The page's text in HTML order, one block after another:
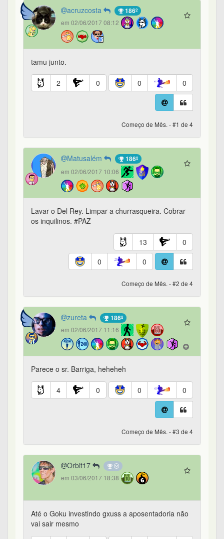
acruzcosta 186º
em 02/06/2017 08:12
tamu junto.
2 0 0 0
Começo de Mês. - #1 de 4
Matusalém 186º
em 02/06/2017 10:06
Lavar o Del Rey. Limpar a churrasqueira. Cobrar
os inquilinos. #PAZ
13
0
0
0
Começo de Mês. - #2 de 4
zureta 186º
em 02/06/2017 11:16
Parece o sr. Barriga, heheheh
4 0 0 0
Começo de Mês. - #3 de 4
Orbit17
em 03/06/2017 18:38
Até o Goku investindo gxuss a aposentadoria não
vai sair mesmo